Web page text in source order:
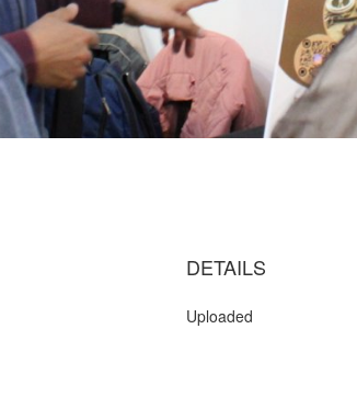
DETAILS
Uploaded